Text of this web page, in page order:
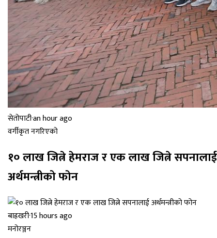
सेतोपाटी·an hour ago
वर्गीकृत नगरिएको
१० लाख जित्ने हेमराज र एक लाख जित्ने सपनालाई
अर्थमन्त्रीको फोन
बाह्रखरी·15 hours ago
मनोरञ्जन